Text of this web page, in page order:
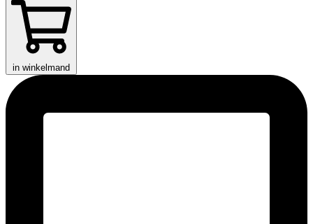
in winkelmand